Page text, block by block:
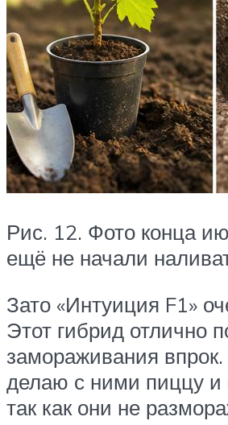
Рис. 12. Фото конца
ещё не начали
Зато «Интуиция F1»
Этот гибрид отлично
замораживания
делаю с ними пиццу и
так как они не